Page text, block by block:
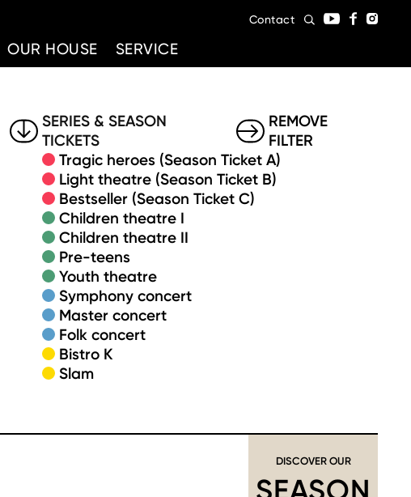
OUR HOUSE SERVICE
Contact
SERIES & SEASON
TICKETS
Tragic heroes (Season Ticket A)
Light theatre (Season Ticket B)
Bestseller (Season Ticket C)
Children theatre I
Children theatre II
Pre-teens
Youth theatre
Symphony concert
Master concert
Folk concert
Bistro K
Slam
REMOVE
FILTER
DISCOVER OUR